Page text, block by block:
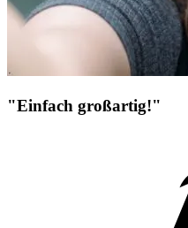
"Einfach großartig!"